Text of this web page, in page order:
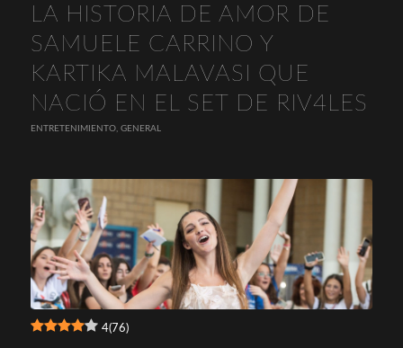
LA HISTORIA DE AMOR DE
SAMUELE CARRINO Y
KARTIKA MALAVASI QUE
NACIÓ EN EL SET DE RIV4LES
ENTRETENIMIENTO, GENERAL
4(76)